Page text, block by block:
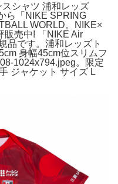
シャツ 浦和レッズ
ら「NIKE SPRING
WORLD。NIKE×
販売中! 「NIKE Air
品です。浦和レッズト
身幅45cm位スリムフ
1024x794.jpeg。限定
ジャケット サイズ L